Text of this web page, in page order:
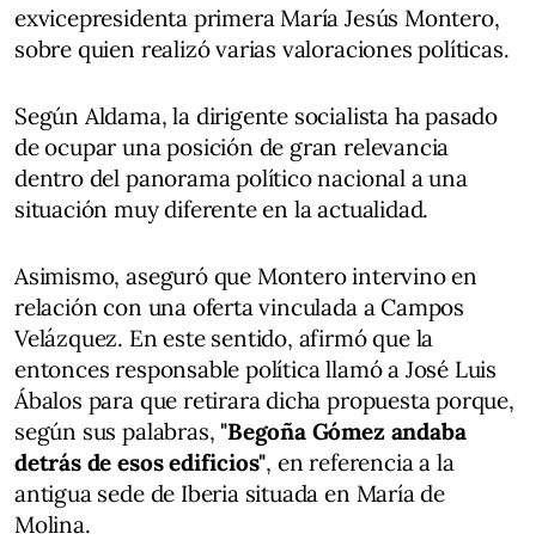
exvicepresidenta primera María Jesús Montero,
sobre quien realizó varias valoraciones políticas.
Según Aldama, la dirigente socialista ha pasado
de ocupar una posición de gran relevancia
dentro del panorama político nacional a una
situación muy diferente en la actualidad.
Asimismo, aseguró que Montero intervino en
relación con una oferta vinculada a Campos
Velázquez. En este sentido, afirmó que la
entonces responsable política llamó a José Luis
Ábalos para que retirara dicha propuesta porque,
según sus palabras,"Begoña Gómez andaba
detrás de esos edificios", en referencia a la
antigua sede de Iberia situada en María de
Molina.